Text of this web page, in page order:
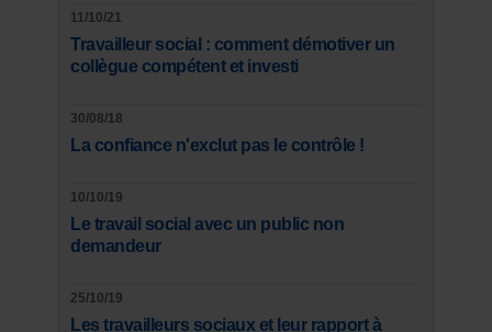
11/10/21
Travailleur social : comment démotiver un
collègue compétent et investi
30/08/18
La confiance n'exclut pas le contrôle !
10/10/19
Le travail social avec un public non
demandeur
25/10/19
Les travailleurs sociaux et leur rapport à